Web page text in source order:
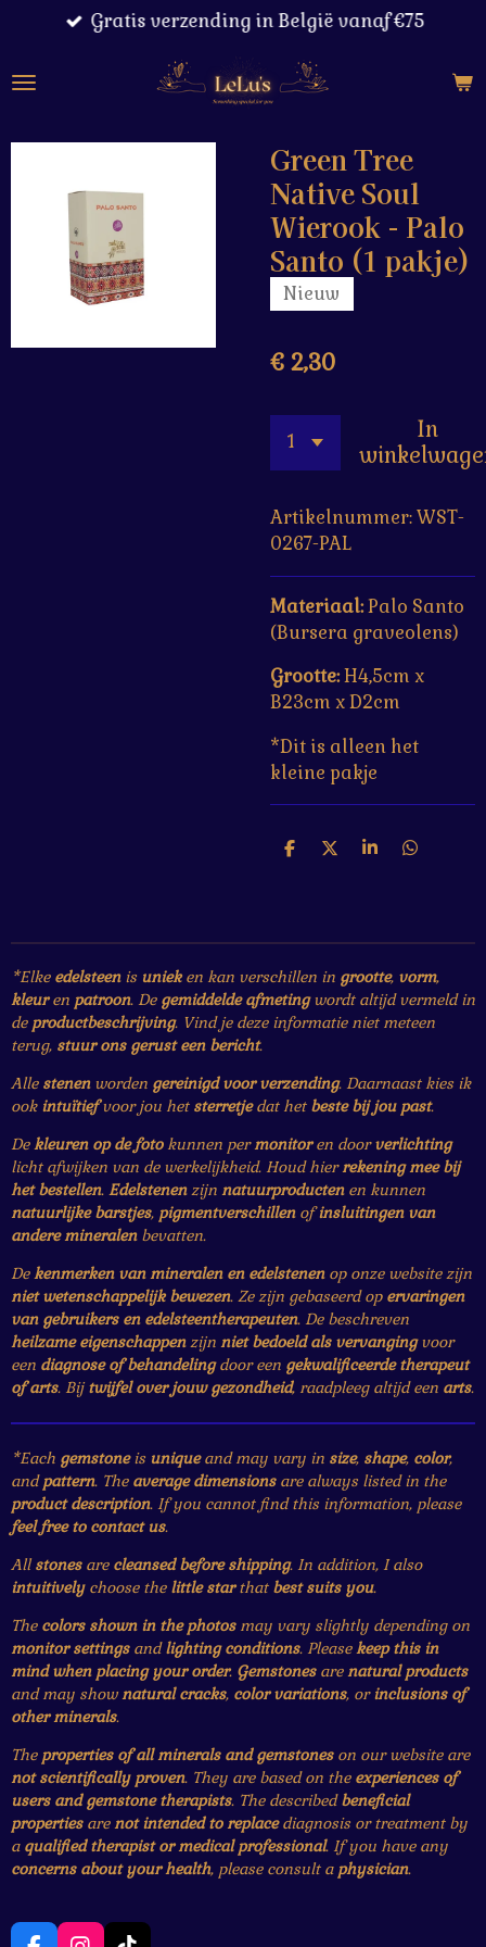
naar
Gratis verzending in België vanaf €75
Green Tree
Native Soul
Wierook - Palo
Santo (1 pakje)
Nieuw
€ 2,30
In
Artikelnummer:WST-
0267-PAL
Materiaal:Palo Santo
(Bursera graveolens)
Grootte:H4,5cm x
B23cm x D2cm
*Dit is alleen het
kleine pakje
D
D
S
D
*Elke edelsteenis unieken kan verschillen in grootte, vorm,
kleuren patroon. De gemiddelde afmetingwordt altijd vermeld in
de productbeschrijving. Vind je deze informatie niet meteen
terug, stuur ons gerust een bericht.
Alle stenenworden gereinigd voor verzending. Daarnaast kies ik
ook intuïtiefvoor jou het sterretjedat het beste bij jou past.
Dekleuren op de fotokunnen permonitoren doorverlichting
licht afwijken van de werkelijkheid. Houd hierrekening mee bij
het bestellen. Edelstenenzijn natuurproductenen kunnen
natuurlijke barstjes, pigmentverschillenofinsluitingen van
andere mineralenbevatten.
Dekenmerken van mineralen en edelstenenop onze website zijn
niet wetenschappelijk bewezen. Ze zijn gebaseerd op ervaringen
van gebruikers en edelsteentherapeuten. De beschreven
heilzame eigenschappenzijn niet bedoeld als vervangingvoor
een diagnose of behandelingdoor een gekwalificeerde therapeut
of arts. Bijtwijfel over jouw gezondheid, raadpleeg altijd een arts.
*Each gemstoneis uniqueand may vary in size, shape, color,
andpattern. The average dimensionsare always listed in the
product description. If you cannot find this information, please
feel free to contact us.
Allstonesare cleansed before shipping. In addition, I also
intuitivelychoose the little starthat best suits you.
The colors shown in the photosmay vary slightly depending on
monitor settingsandlighting conditions. Pleasekeep this in
mind when placing your order. Gemstonesarenatural products
and may shownatural cracks, color variations, orinclusions of
other minerals.
The properties of all minerals and gemstoneson our website are
not scientifically proven. They are based on the experiences of
users and gemstone therapists. The describedbeneficial
propertiesarenot intended to replacediagnosis or treatment by
a qualified therapist or medical professional. If you have any
concerns about your health, please consult a physician.